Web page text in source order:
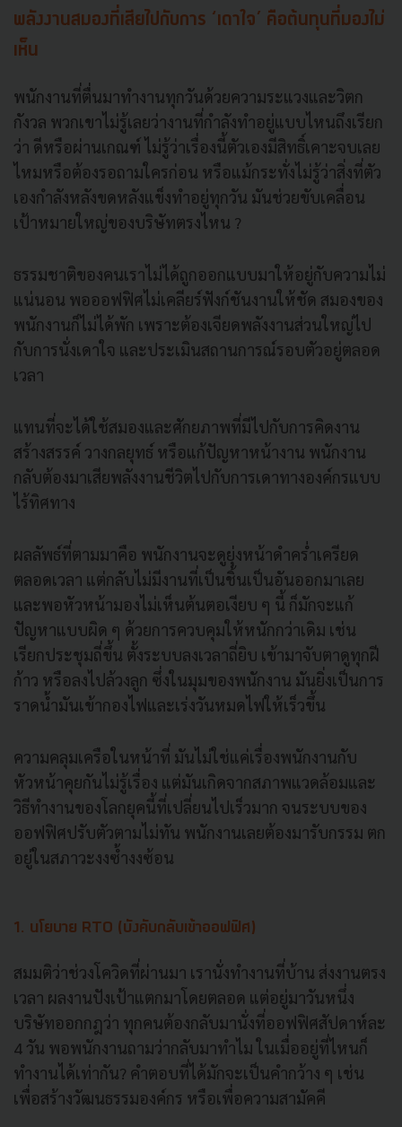
พลังงานสมองที่เสียไปกับการ ‘เดาใจ’ คือต้นทุนที่มองไม่
เห็น
พนักงานที่ตื่นมาทำงานทุกวันด้วยความระแวงและวิตก
กังวล พวกเขาไม่รู้เลยว่างานที่กำลังทำอยู่แบบไหนถึงเรียก
ว่า ดีหรือผ่านเกณฑ์ ไม่รู้ว่าเรื่องนี้ตัวเองมีสิทธิ์เคาะจบเลย
ไหมหรือต้องรอถามใครก่อน หรือแม้กระทั่งไม่รู้ว่าสิ่งที่ตัว
เองกำลังหลังขดหลังแข็งทำอยู่ทุกวัน มันช่วยขับเคลื่อน
เป้าหมายใหญ่ของบริษัทตรงไหน ?
ธรรมชาติของคนเราไม่ได้ถูกออกแบบมาให้อยู่กับความไม่
แน่นอน พอออฟฟิศไม่เคลียร์ฟังก์ชันงานให้ชัด สมองของ
พนักงานก็ไม่ได้พัก เพราะต้องเจียดพลังงานส่วนใหญ่ไป
กับการนั่งเดาใจ และประเมินสถานการณ์รอบตัวอยู่ตลอด
เวลา
แทนที่จะได้ใช้สมองและศักยภาพที่มีไปกับการคิดงาน
สร้างสรรค์ วางกลยุทธ์ หรือแก้ปัญหาหน้างาน พนักงาน
กลับต้องมาเสียพลังงานชีวิตไปกับการเดาทางองค์กรแบบ
ไร้ทิศทาง
ผลลัพธ์ที่ตามมาคือ พนักงานจะดูยุ่งหน้าดำคร่ำเครียด
ตลอดเวลา แต่กลับไม่มีงานที่เป็นชิ้นเป็นอันออกมาเลย
และพอหัวหน้ามองไม่เห็นต้นตอเงียบ ๆ นี้ ก็มักจะแก้
ปัญหาแบบผิด ๆ ด้วยการควบคุมให้หนักกว่าเดิม เช่น
เรียกประชุมถี่ขึ้น ตั้งระบบลงเวลาถี่ยิบ เข้ามาจับตาดูทุกฝี
ก้าว หรือลงไปล้วงลูก ซึ่งในมุมของพนักงาน มันยิ่งเป็นการ
ราดน้ำมันเข้ากองไฟและเร่งวันหมดไฟให้เร็วขึ้น
ความคลุมเครือในหน้าที่ มันไม่ใช่แค่เรื่องพนักงานกับ
หัวหน้าคุยกันไม่รู้เรื่อง แต่มันเกิดจากสภาพแวดล้อมและ
วิธีทำงานของโลกยุคนี้ที่เปลี่ยนไปเร็วมาก จนระบบของ
ออฟฟิศปรับตัวตามไม่ทัน พนักงานเลยต้องมารับกรรม ตก
อยู่ในสภาวะงงซ้ำงงซ้อน
1. นโยบาย RTO (บังคับกลับเข้าออฟฟิศ)
สมมติว่าช่วงโควิดที่ผ่านมา เรานั่งทำงานที่บ้าน ส่งงานตรง
เวลา ผลงานปังเป้าแตกมาโดยตลอด แต่อยู่มาวันหนึ่ง
บริษัทออกกฎว่า ทุกคนต้องกลับมานั่งที่ออฟฟิศสัปดาห์ละ
4 วัน พอพนักงานถามว่ากลับมาทำไม ในเมื่ออยู่ที่ไหนก็
ทำงานได้เท่ากัน? คำตอบที่ได้มักจะเป็นคำกว้าง ๆ เช่น
เพื่อสร้างวัฒนธรรมองค์กร หรือเพื่อความสามัคคี